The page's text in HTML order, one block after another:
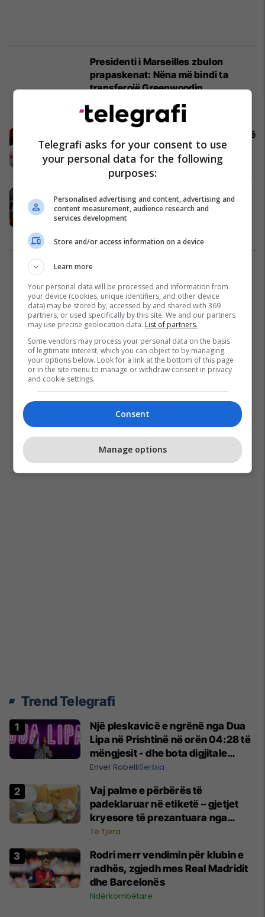
Presidenti i Marseilles zbulon
prapaskenat: Nëna më bindi ta
transferojë Greenwoodin
Renditja e golashënuesve më të mirë
në Evropë deri më tani
Ndërkombëtare 16/12/2025
Marseille rrezikon humbjen e yllit,
Man Utd gati për përfitim 50 milionë
euro
Trend Telegrafi
Një pleskavicë e ngrënë nga Dua
Lipa në Prishtinë në orën 04:28 të
mëngjesit - dhe bota digjitale
serbe shpall gjendjen e luftës
Enver RobelliSerbia
Vaj palme e përbërës të
padeklaruar në etiketë – gjetjet
kryesore të prezantuara nga
AUV-i pas kontrollit në sektorin e
Të Tjera
Rodri merr vendimin për klubin e
radhës, zgjedh mes Real Madridit
dhe Barcelonës
Ndërkombëtare
Telegrafi asks for your consent to use
your personal data for the following
purposes:
Personalised advertising and content, advertising and
content measurement, audience research and
services development
Store and/or access information on a device
Learn more
Your personal data will be processed and information from
your device (cookies, unique identifiers, and other device
data) may be stored by, accessed by and shared with 369
partners, or used specifically by this site. We and our partners
may use precise geolocation data. List of partners.
Some vendors may process your personal data on the basis
of legitimate interest, which you can object to by managing
your options below. Look for a link at the bottom of this page
or in the site menu to manage or withdraw consent in privacy
and cookie settings.
Consent
Manage options